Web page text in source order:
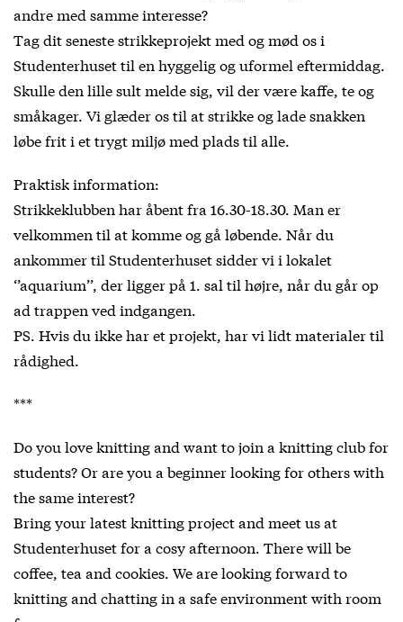
andre med samme interesse?
Tag dit seneste strikkeprojekt med og mød os i
Studenterhuset til en hyggelig og uformel eftermiddag.
Skulle den lille sult melde sig, vil der være kaffe, te og
småkager. Vi glæder os til at strikke og lade snakken
løbe frit i et trygt miljø med plads til alle.
Praktisk information:
Strikkeklubben har åbent fra 16.30-18.30. Man er
velkommen til at komme og gå løbende. Når du
ankommer til Studenterhuset sidder vi i lokalet
‘’aquarium’’, der ligger på 1. sal til højre, når du går op
ad trappen ved indgangen.
PS. Hvis du ikke har et projekt, har vi lidt materialer til
rådighed.
***
Do you love knitting and want to join a knitting club for
students? Or are you a beginner looking for others with
the same interest?
Bring your latest knitting project and meet us at
Studenterhuset for a cosy afternoon. There will be
coffee, tea and cookies. We are looking forward to
knitting and chatting in a safe environment with room